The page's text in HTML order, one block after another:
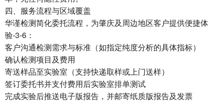
四、服务流程与区域覆盖
华谨检测简化委托流程，为肇庆及周边地区客户提供便捷体
验-3-6：
客户沟通检测需求与标准（如指定纯度分析的具体指标）
确认检测项目及费用
寄送样品至实验室（支持快递取样或上门送样）
签订委托书并支付费用后实验室排单测试
完成实验后推送电子版报告，并邮寄纸质版报告及发票